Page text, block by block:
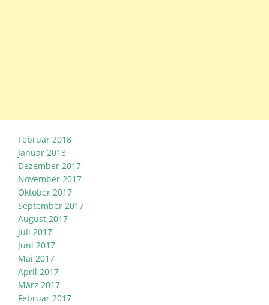
Februar 2018
Januar 2018
Dezember 2017
November 2017
Oktober 2017
September 2017
August 2017
Juli 2017
Juni 2017
Mai 2017
April 2017
März 2017
Februar 2017